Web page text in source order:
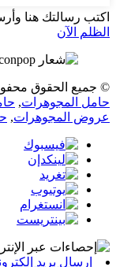
اكتب رسالتك هنا
الظلم الآن
© جميع الحقوق محفوظة -
حامل المجوهرات,
عروض المجوهرات,
إرسال بريد